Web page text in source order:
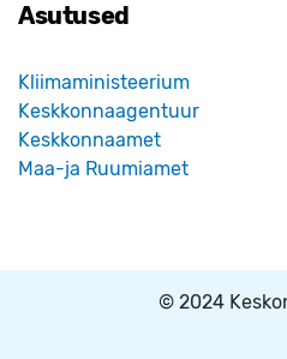
Asutused
Kliimaministeerium
Keskkonnaagentuur
Keskkonnaamet
Maa-ja Ruumiamet
© 2024